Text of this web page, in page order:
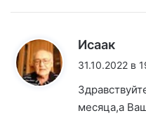
Исаак
31.10.2022 в
месяца,а